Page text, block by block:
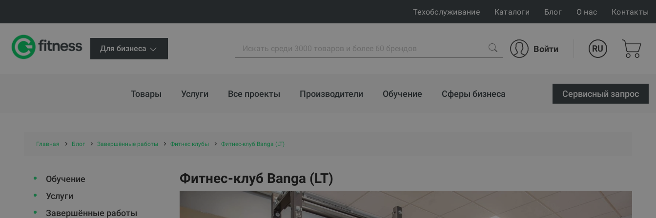
Техобслуживание Каталоги Блог О нас Контакты
Для бизнеса Войти RU
Товары Услуги Все проекты Производители Обучение Сферы бизнеса Cервисный запрос
Главная Блог Завершённые работы Фитнес клубы Фитнес-клуб Banga (LT)
Обучение
Услуги
Завершённые работы
Фитнес-клуб Banga (LT)